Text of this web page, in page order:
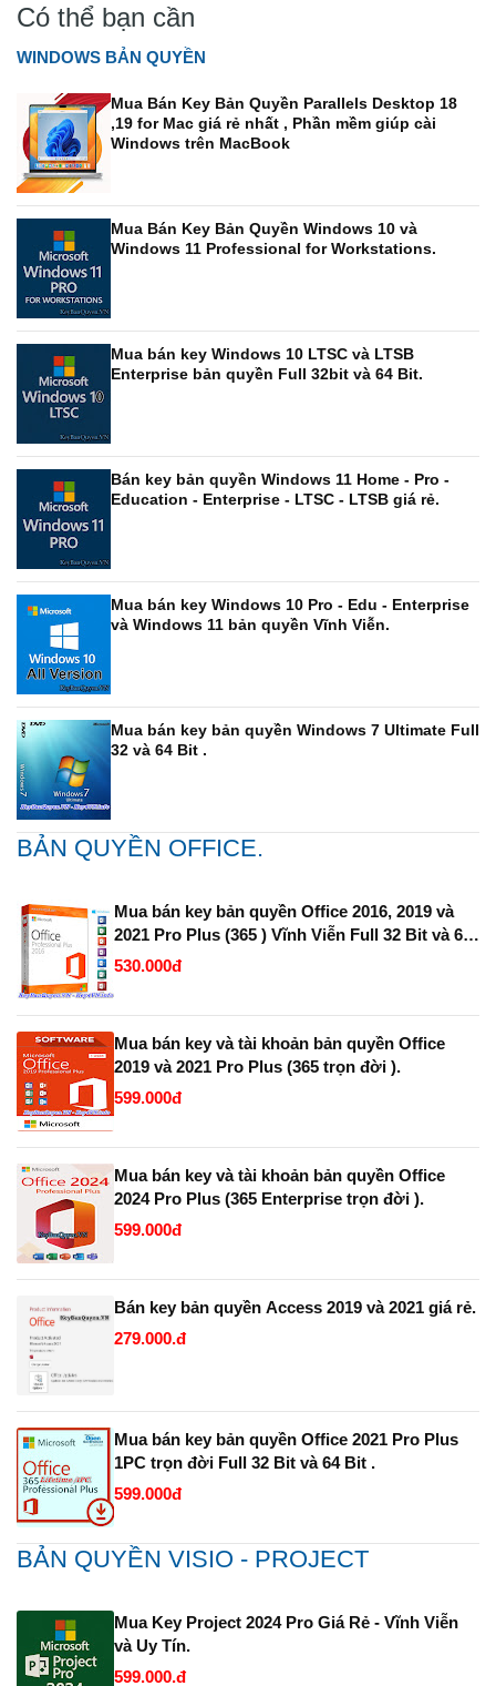
Có thể bạn cần
WINDOWS BẢN QUYỀN
Mua Bán Key Bản Quyền Parallels Desktop 18
,19 for Mac giá rẻ nhất , Phần mềm giúp cài
Windows trên MacBook
Mua Bán Key Bản Quyền Windows 10 và
Windows 11 Professional for Workstations.
Mua bán key Windows 10 LTSC và LTSB
Enterprise bản quyền Full 32bit và 64 Bit.
Bán key bản quyền Windows 11 Home - Pro -
Education - Enterprise - LTSC - LTSB giá rẻ.
Mua bán key Windows 10 Pro - Edu - Enterprise
và Windows 11 bản quyền Vĩnh Viễn.
Mua bán key bản quyền Windows 7 Ultimate Full
32 và 64 Bit .
BẢN QUYỀN OFFICE.
Mua bán key bản quyền Office 2016, 2019 và
2021 Pro Plus (365 ) Vĩnh Viễn Full 32 Bit và 64
Bit.
530.000đ
Mua bán key và tài khoản bản quyền Office
2019 và 2021 Pro Plus (365 trọn đời ).
599.000đ
Mua bán key và tài khoản bản quyền Office
2024 Pro Plus (365 Enterprise trọn đời ).
599.000đ
Bán key bản quyền Access 2019 và 2021 giá rẻ.
279.000.đ
Mua bán key bản quyền Office 2021 Pro Plus
1PC trọn đời Full 32 Bit và 64 Bit .
599.000đ
BẢN QUYỀN VISIO - PROJECT
Mua Key Project 2024 Pro Giá Rẻ - Vĩnh Viễn
và Uy Tín.
599.000.đ